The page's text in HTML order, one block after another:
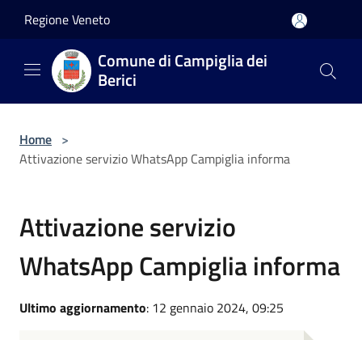
Regione Veneto
Comune di Campiglia dei
Berici
Home >
Attivazione servizio WhatsApp Campiglia informa
Attivazione servizio
WhatsApp Campiglia informa
Ultimo aggiornamento: 12 gennaio 2024, 09:25